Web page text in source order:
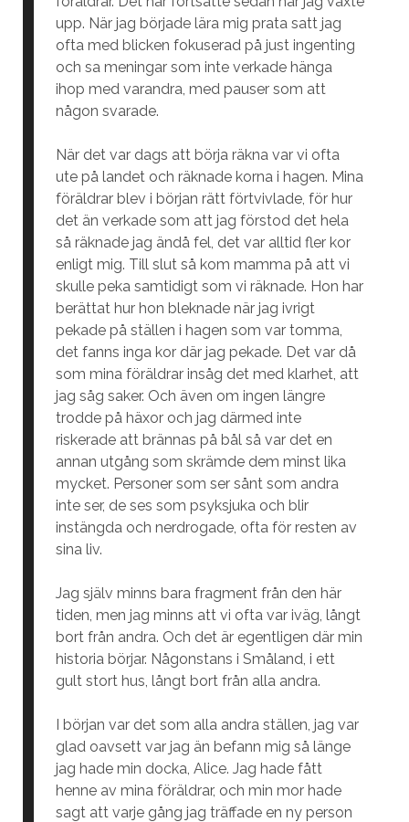
upp. När jag började lära mig prata satt jag
ofta med blicken fokuserad på just ingenting
och sa meningar som inte verkade hänga
ihop med varandra, med pauser som att
någon svarade.
När det var dags att börja räkna var vi ofta
ute på landet och räknade korna i hagen. Mina
föräldrar blev i början rätt förtvivlade, för hur
det än verkade som att jag förstod det hela
så räknade jag ändå fel, det var alltid fler kor
enligt mig. Till slut så kom mamma på att vi
skulle peka samtidigt som vi räknade. Hon har
berättat hur hon bleknade när jag ivrigt
pekade på ställen i hagen som var tomma,
det fanns inga kor där jag pekade. Det var då
som mina föräldrar insåg det med klarhet, att
jag såg saker. Och även om ingen längre
trodde på häxor och jag därmed inte
riskerade att brännas på bål så var det en
annan utgång som skrämde dem minst lika
mycket. Personer som ser sånt som andra
inte ser, de ses som psyksjuka och blir
instängda och nerdrogade, ofta för resten av
sina liv.
Jag själv minns bara fragment från den här
tiden, men jag minns att vi ofta var iväg, långt
bort från andra. Och det är egentligen där min
historia börjar. Någonstans i Småland, i ett
gult stort hus, långt bort från alla andra.
I början var det som alla andra ställen, jag var
glad oavsett var jag än befann mig så länge
jag hade min docka, Alice. Jag hade fått
henne av mina föräldrar, och min mor hade
sagt att varje gång jag träffade en ny person